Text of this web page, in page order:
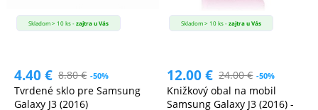
Skladom > 10 ks -zajtra u Vás
4.40€ 8.80€ -50%
Tvrdené sklo pre Samsung
Galaxy J3 (2016)
Skladom > 10 ks -zajtra u Vás
12.00€ 24.00€ -50%
Knižkový obal na mobil
Samsung Galaxy J3 (2016) -